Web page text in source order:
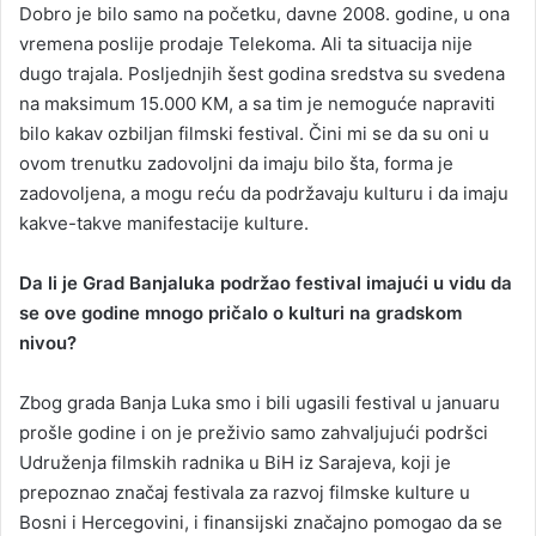
Dobro je bilo samo na početku, davne 2008. godine, u ona
vremena poslije prodaje Telekoma. Ali ta situacija nije
dugo trajala. Posljednjih šest godina sredstva su svedena
na maksimum 15.000 KM, a sa tim je nemoguće napraviti
bilo kakav ozbiljan filmski festival. Čini mi se da su oni u
ovom trenutku zadovoljni da imaju bilo šta, forma je
zadovoljena, a mogu reću da podržavaju kulturu i da imaju
kakve-takve manifestacije kulture.
Da li je Grad Banjaluka podržao festival imajući u vidu da
se ove godine mnogo pričalo o kulturi na gradskom
nivou?
Zbog grada Banja Luka smo i bili ugasili festival u januaru
prošle godine i on je preživio samo zahvaljujući podršci
Udruženja filmskih radnika u BiH iz Sarajeva, koji je
prepoznao značaj festivala za razvoj filmske kulture u
Bosni i Hercegovini, i finansijski značajno pomogao da se